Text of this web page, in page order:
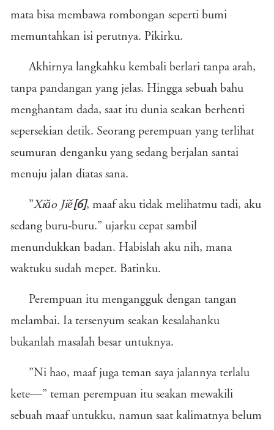
mata bisa membawa rombongan seperti bumi
memuntahkan isi perutnya. Pikirku.
Akhirnya langkahku kembali berlari tanpa arah,
tanpa pandangan yang jelas. Hingga sebuah bahu
menghantam dada, saat itu dunia seakan berhenti
sepersekian detik. Seorang perempuan yang terlihat
seumuran denganku yang sedang berjalan santai
menuju jalan diatas sana.
”Xiăo Jiě[6], maaf aku tidak melihatmu tadi, aku
sedang buru-buru.” ujarku cepat sambil
menundukkan badan. Habislah aku nih, mana
waktuku sudah mepet. Batinku.
Perempuan itu mengangguk dengan tangan
melambai. Ia tersenyum seakan kesalahanku
bukanlah masalah besar untuknya.
”Ni hao, maaf juga teman saya jalannya terlalu
kete—” teman perempuan itu seakan mewakili
sebuah maaf untukku, namun saat kalimatnya belum